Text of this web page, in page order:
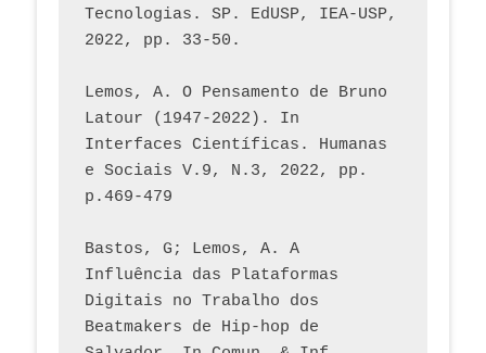
Tecnologias. SP. EdUSP, IEA-USP,
2022, pp. 33-50.
Lemos, A. O Pensamento de Bruno
Latour (1947-2022). In
Interfaces Científicas. Humanas
e Sociais V.9, N.3, 2022, pp.
p.469-479
Bastos, G; Lemos, A. A
Influência das Plataformas
Digitais no Trabalho dos
Beatmakers de Hip-hop de